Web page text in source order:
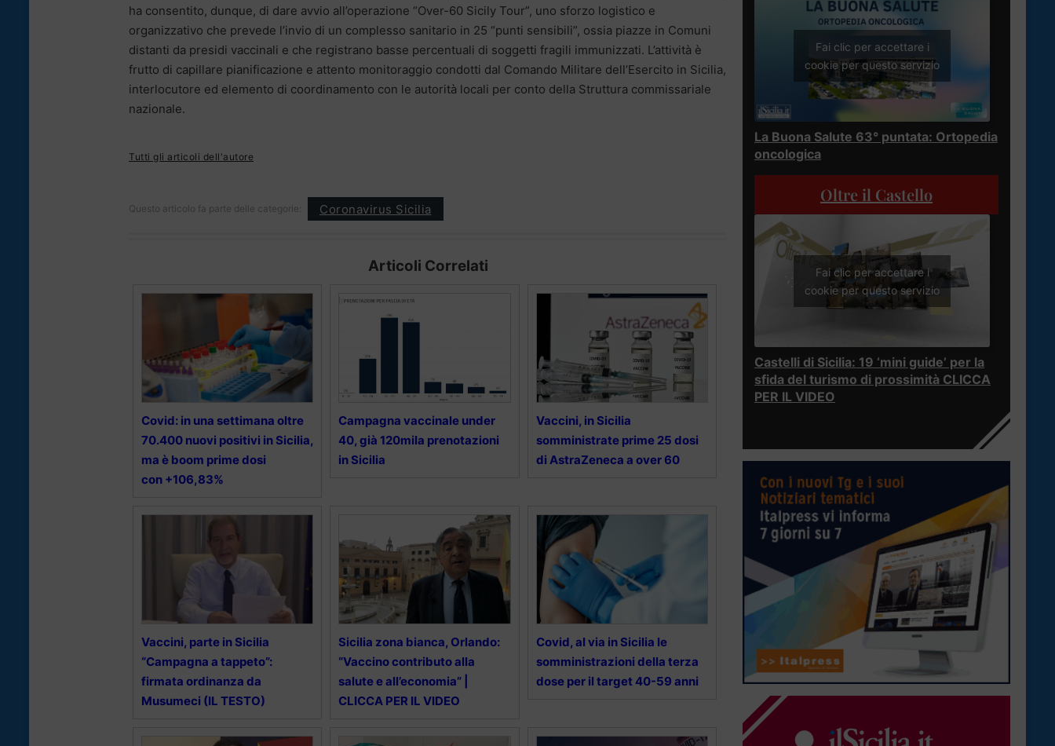
ha consentito, dunque, di dare avvio all’operazione “Over-60 Sicily Tour”, uno sforzo logistico e
organizzativo che prevede l’invio di un complesso sanitario in 25 “punti sensibili”, ossia piazze in Comuni
distanti da presidi vaccinali e che registrano basse percentuali di soggetti fragili immunizzati. L’attività è
frutto di capillare pianificazione e attento monitoraggio condotti dal Comando Militare dell’Esercito in Sicilia,
interlocutore ed elemento di coordinamento con le autorità locali per conto della Struttura commissariale
nazionale.
Tutti gli articoli dell'autore
Questo articolo fa parte delle categorie: Coronavirus Sicilia
Articoli Correlati
Covid: in una settimana oltre
70.400 nuovi positivi in Sicilia,
ma è boom prime dosi
con +106,83%
Campagna vaccinale under
40, già 120mila prenotazioni
in Sicilia
Vaccini, in Sicilia
somministrate prime 25 dosi
di AstraZeneca a over 60
Vaccini, parte in Sicilia
“Campagna a tappeto”:
firmata ordinanza da
Musumeci (IL TESTO)
Sicilia zona bianca, Orlando:
“Vaccino contributo alla
salute e all’economia” |
CLICCA PER IL VIDEO
Covid, al via in Sicilia le
somministrazioni della terza
dose per il target 40-59 anni
Fai clic per accettare i
cookie per questo servizio
La Buona Salute 63° puntata: Ortopedia
oncologica
Oltre il Castello
Fai clic per accettare i
cookie per questo servizio
Castelli di Sicilia: 19 ‘mini guide’ per la
sfida del turismo di prossimità CLICCA
PER IL VIDEO